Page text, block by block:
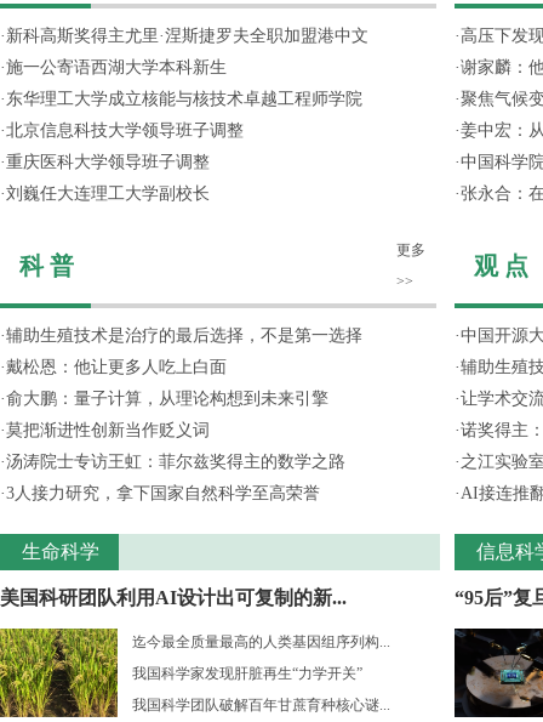
· 新科高斯奖得主尤里·涅斯捷罗夫全职加盟港中文
·施一公寄语西湖大学本科新生
· 东华理工大学成立核能与核技术卓越工程师学院
·北京信息科技大学领导班子调整
·重庆医科大学领导班子调整
·刘巍任大连理工大学副校长
科 普
更多
>>
·辅助生殖技术是治疗的最后选择，不是第一选择
·戴松恩：他让更多人吃上白面
·俞大鹏：量子计算，从理论构想到未来引擎
·莫把渐进性创新当作贬义词
·汤涛院士专访王虹：菲尔兹奖得主的数学之路
·3人接力研究，拿下国家自然科学至高荣誉
生命科学
美国科研团队利用AI设计出可复制的新...
迄今最全质量最高的人类基因组序列构...
我国科学家发现肝脏再生“力学开关”
我国科学团队破解百年甘蔗育种核心谜...
· 高压下发
·谢家麟：
·聚焦气候
·姜中宏：
·中国科学
·张永合：
观 点
·中国开源
·辅助生殖
·让学术交
·诺奖得主
· 之江实验
·AI接连推
信息科
“95后”复